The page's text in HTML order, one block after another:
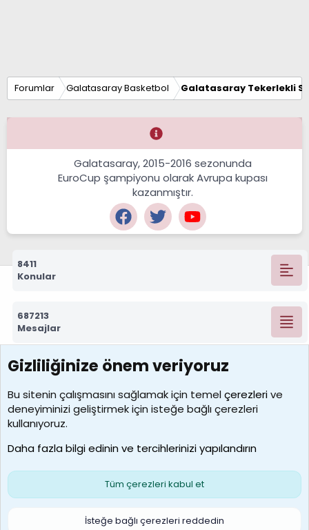
Forumlar Galatasaray Basketbol Galatasaray Tekerlekli
Galatasaray, 2015-2016 sezonunda
EuroCup şampiyonu olarak Avrupa kupası
kazanmıştır.
8411
Konular
687213
Mesajlar
7388
Kullanıcılar
borabekirogluu
Son üye
Çerezler
S
Gizliliğinize önem veriyoruz
Bu sitenin çalışmasını sağlamak için temelçerezlerive
deneyiminizi geliştirmek için isteğe bağlı çerezleri
kullanıyoruz.
Daha fazla bilgi edinin ve tercihlerinizi yapılandırın
Tüm çerezleri kabul et
İsteğe bağlı çerezleri reddedin